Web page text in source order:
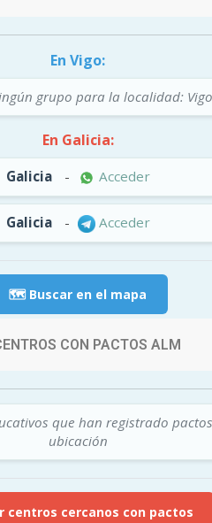
En Vigo:
grupo para la localidad: Vigo
En Galicia:
Galicia - Acceder
Galicia - Acceder
🗺️ Buscar en el mapa
CON PACTOS ALM
que han registrado
ubicación
cercanos con pactos